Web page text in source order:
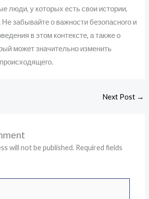
люди, у которых есть свои истории,
забывайте о важности безопасного и
в этом контексте, а также о
может значительно изменить
Next Post →
will not be published. Required fields